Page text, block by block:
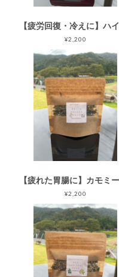
¥2,200
¥2,200